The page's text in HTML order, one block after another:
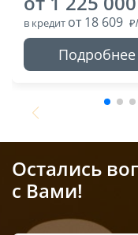
в кредит от 18 609
Подробнее
Остались
с Вами!